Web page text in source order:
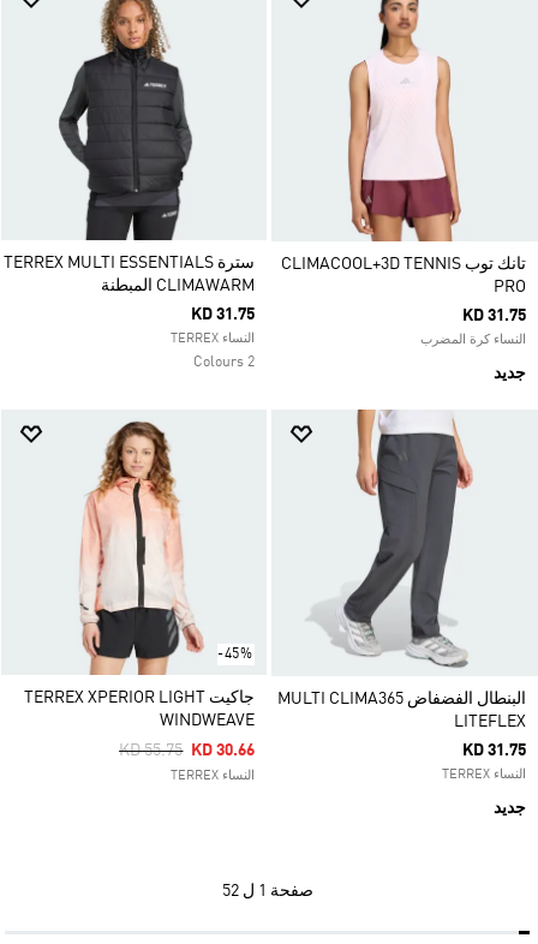
تانك توب CLIMACOOL+3D TENNIS
PRO
KD 31.75
النساء كرة المضرب
جديد
سترة TERREX MULTI ESSENTIALS
CLIMAWARM المبطنة
KD 31.75
النساء TERREX
2 Colours
البنطال الفضفاض MULTI CLIMA365
LITEFLEX
KD 31.75
النساء TERREX
جديد
-45%
جاكيت TERREX XPERIOR LIGHT
WINDWEAVE
Price Reduced From
KD 55.75ToKD 30.66
النساء TERREX
صفحة 1 ل 52